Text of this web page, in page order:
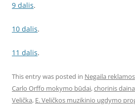
9 dalis.
10 dalis.
11 dalis.
This entry was posted in Negaila reklamos
Carlo Orffo mokymo būdai,chorinis
Velička, E. Veličkos muzikinio ugdymo